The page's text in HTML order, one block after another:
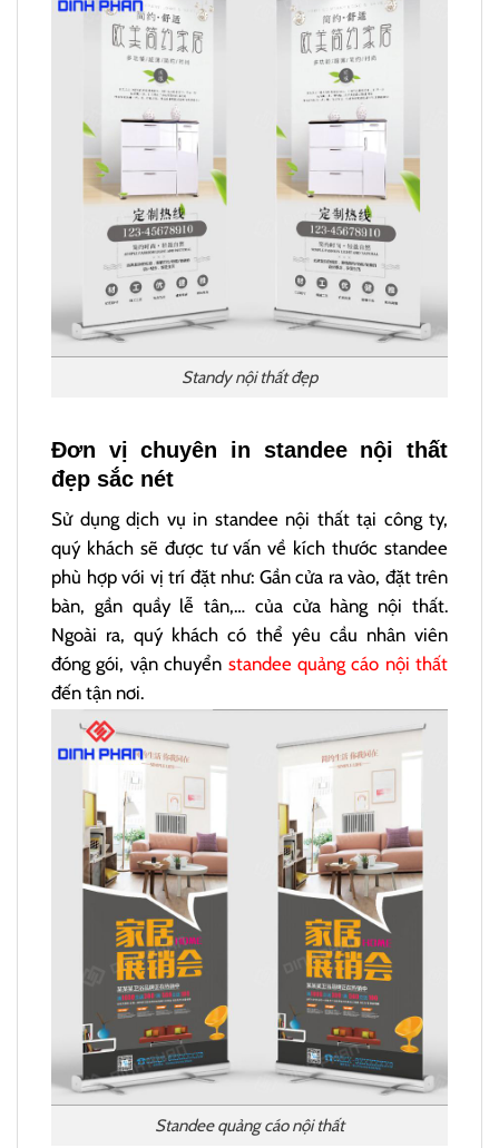
Standy nội thất đẹp
Đơn vị chuyên in standee nội thất
đẹp sắc nét
Sử dụng dịch vụ in standee nội thất tại công ty,
quý khách sẽ được tư vấn về kích thước standee
phù hợp với vị trí đặt như: Gần cửa ra vào, đặt trên
bàn, gần quầy lễ tân,… của cửa hàng nội thất.
Ngoài ra, quý khách có thể yêu cầu nhân viên
đóng gói, vận chuyển standee quảng cáo nội thất
đến tận nơi.
Standee quảng cáo nội thất